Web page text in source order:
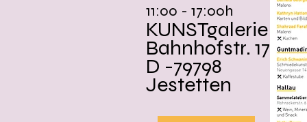
11:00 - 17:00h
KUNSTgalerie
Bahnhofstr. 17
D -79798
Jestetten